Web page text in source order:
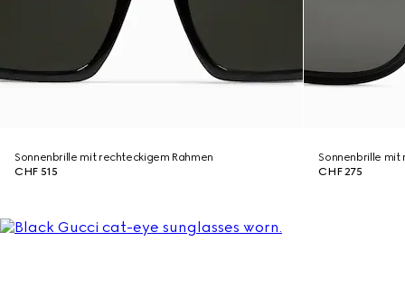
Sonnenbrille mit rechteckigem Rahmen
CHF 515
Sonnenbrille mit
CHF 275